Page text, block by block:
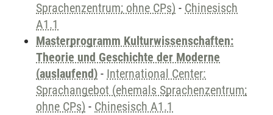
Sprachenzentrum; ohne CPs) - Chinesisch
A1.1
Masterprogramm Kulturwissenschaften:
Theorie und Geschichte der Moderne
(auslaufend) - International Center:
Sprachangebot (ehemals Sprachenzentrum;
ohne CPs) - Chinesisch A1.1